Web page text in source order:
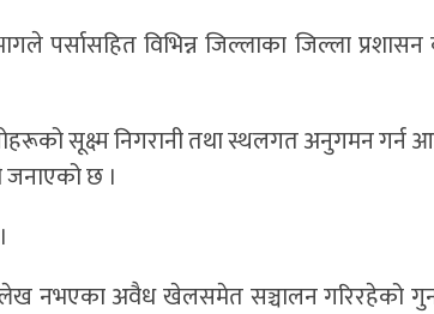
विभिन्न जिल्लाका जिल्ला प्रशासन
सूक्ष्म निगरानी तथा स्थलगत अनुगमन गर्न
जनाएको छ ।
नभएका अवैध खेलसमेत सञ्चालन गरिरहेको